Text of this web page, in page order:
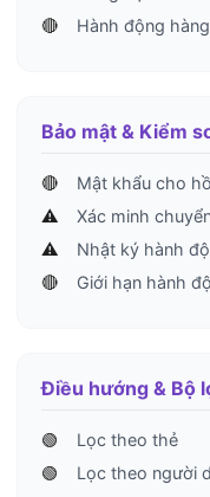
🔴
Hành động
Bảo mật & Kiểm
🔴
Mật khẩu cho
⚠️
Xác minh
⚠️
Nhật ký hành
🔴
Giới hạn hành
Điều hướng & Bộ
🟢
Lọc theo thẻ
🟢
Lọc theo người